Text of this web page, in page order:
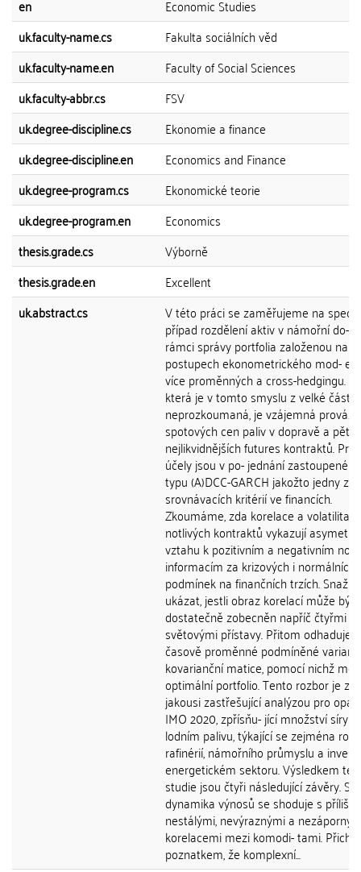
en
Economic Studies
uk.faculty-name.cs
Fakulta sociálních věd
uk.faculty-name.en
Faculty of Social Sciences
uk.faculty-abbr.cs
FSV
uk.degree-discipline.cs
Ekonomie a finance
uk.degree-discipline.en
Economics and Finance
uk.degree-program.cs
Ekonomické teorie
uk.degree-program.en
Economics
thesis.grade.cs
Výborně
thesis.grade.en
Excellent
uk.abstract.cs
V této práci se zaměřujeme na
případ rozdělení aktiv v námořní do-
rámci správy portfolia založenou na
postupech ekonometrického mod-
více proměnných a cross-hedgingu.
která je v tomto smyslu z velké části
neprozkoumaná, je vzájemná
spotových cen paliv v dopravě a pěti
nejlikvidnějších futures kontraktů.
účely jsou v po- jednání zastoupené
typu (A)DCC-GARCH jakožto jedny z
srovnávacích kritérií ve financích.
Zkoumáme, zda korelace a volatilita
notlivých kontraktů vykazují asymetrii
vztahu k pozitivním a negativním
informacím za krizových i normálních
podmínek na finančních trzích.
ukázat, jestli obraz korelací může být
dostatečně zobecněn napříč čtyřmi
světovými přístavy. Přitom
časově proměnné podmíněné
kovarianční matice, pomocí nichž
optimální portfolio. Tento rozbor je
jakousi zastřešující analýzou pro
IMO 2020, zpřísňu- jící množství síry v
lodním palivu, týkající se zejména
rafinérií, námořního průmyslu a
energetickém sektoru. Výsledkem
studie jsou čtyři následující závěry.
dynamika výnosů se shoduje s příliš
nestálými, nevýraznými a
korelacemi mezi komodi- tami.
poznatkem, že komplexní...